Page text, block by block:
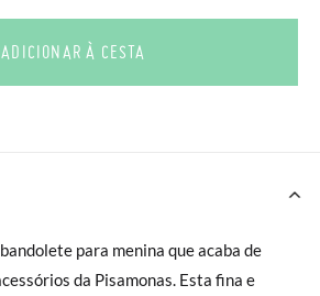
ADICIONAR À CESTA
para menina que acaba de
da Pisamonas. Esta fina e